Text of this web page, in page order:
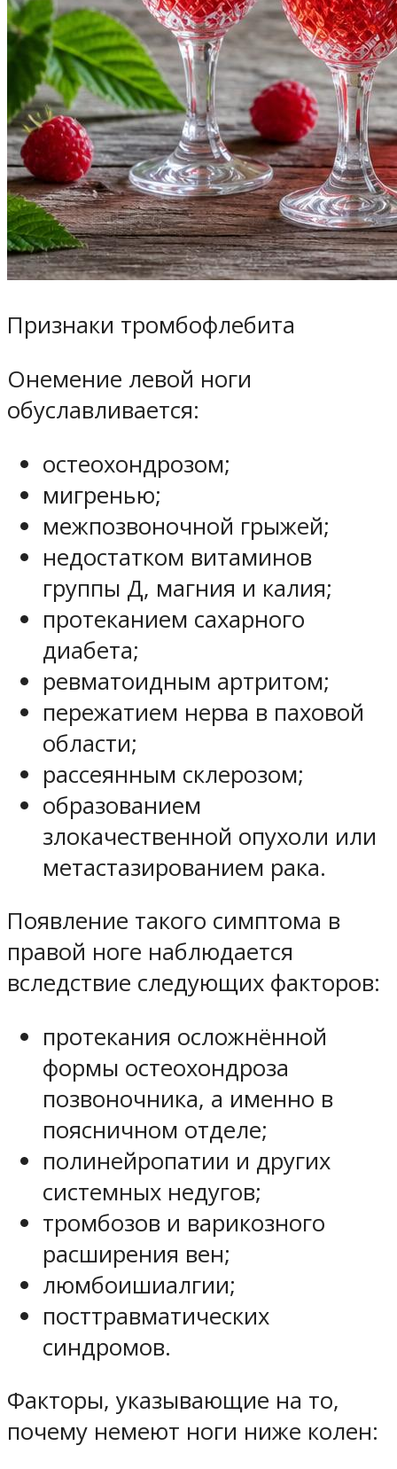
Признаки тромбофлебита
Онемение левой ноги
обуславливается:
остеохондрозом;
мигренью;
межпозвоночной грыжей;
недостатком витаминов
группы Д, магния и калия;
протеканием сахарного
диабета;
ревматоидным артритом;
пережатием нерва в паховой
области;
рассеянным склерозом;
образованием
злокачественной опухоли или
метастазированием рака.
Появление такого симптома в
правой ноге наблюдается
вследствие следующих факторов:
протекания осложнённой
формы остеохондроза
позвоночника, а именно в
поясничном отделе;
полинейропатии и других
системных недугов;
тромбозов и варикозного
расширения вен;
люмбоишиалгии;
посттравматических
синдромов.
Факторы, указывающие на то,
почему немеют ноги ниже колен: